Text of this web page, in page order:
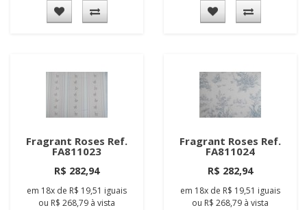
Fragrant Roses Ref.
FA811023
R$ 282,94
em 18x de R$ 19,51 iguais
ou R$ 268,79 à vista
Fragrant Roses Ref.
FA811024
R$ 282,94
em 18x de R$ 19,51 iguais
ou R$ 268,79 à vista